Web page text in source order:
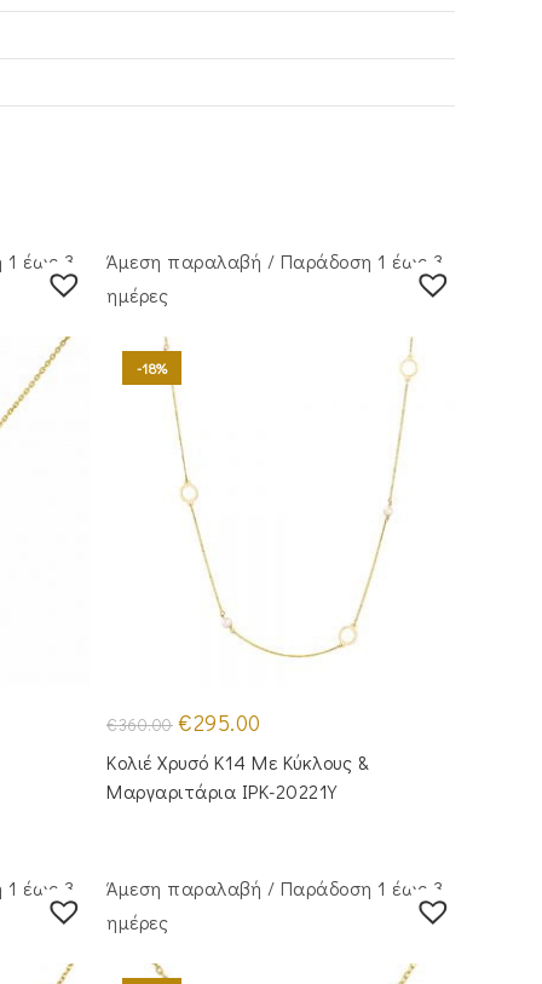
έως 3
Άμεση παραλαβή / Παράδoση 1 έως 3
ημέρες
-18%
€360.00 Original
price
was:
€360.00.
€295.00
τιμή
είναι:
€295.00.
Κολιέ Χρυσό Κ14 Με Κύκλους &
Μαργαριτάρια IPK-20221Y
έως 3
Άμεση παραλαβή / Παράδoση 1 έως 3
ημέρες